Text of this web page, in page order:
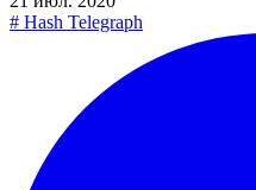
# Hash Telegraph